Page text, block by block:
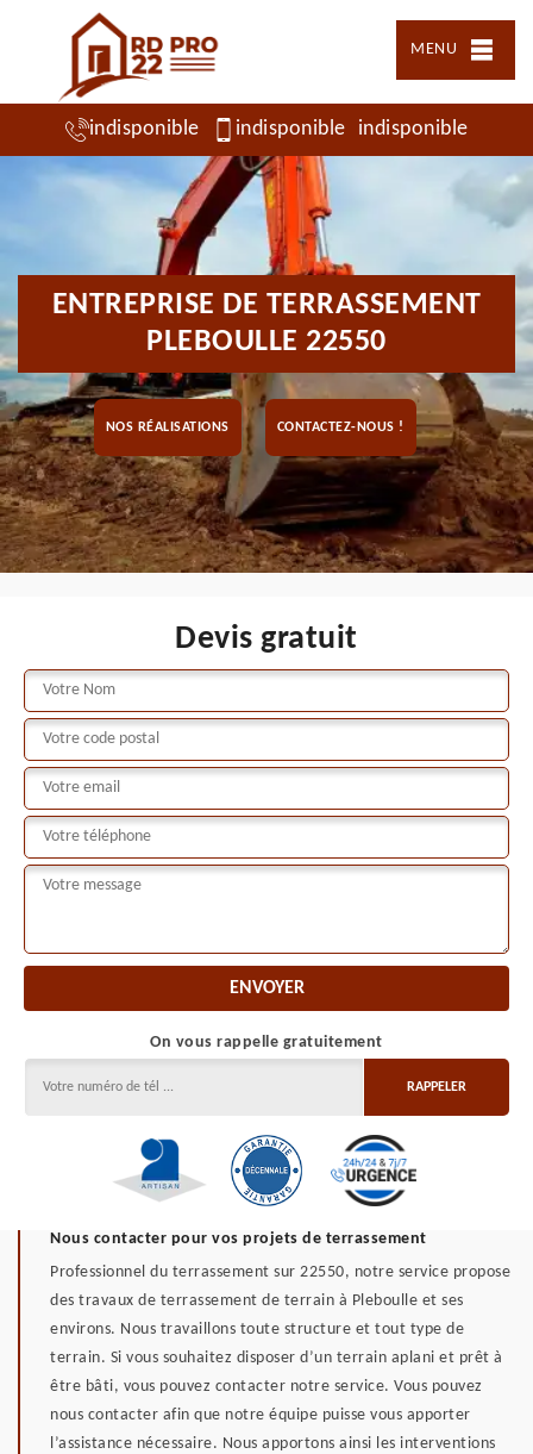
MENU
indisponible indisponible indisponible
ENTREPRISE DE TERRASSEMENT
PLEBOULLE 22550
NOS RÉALISATIONS CONTACTEZ-NOUS !
Devis gratuit
On vous rappelle gratuitement
Nous contacter pour vos projets de terrassement
Professionnel du terrassement sur 22550, notre service propose
des travaux de terrassement de terrain à Pleboulle et ses
environs. Nous travaillons toute structure et tout type de
terrain. Si vous souhaitez disposer d’un terrain aplani et prêt à
être bâti, vous pouvez contacter notre service. Vous pouvez
nous contacter afin que notre équipe puisse vous apporter
l’assistance nécessaire. Nous apportons ainsi les interventions